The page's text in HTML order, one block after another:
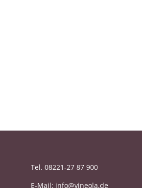
Tel. 08221-27 87 900
E-Mail: info@vineola.de